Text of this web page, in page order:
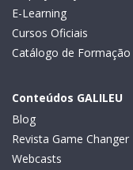
E-Learning
Cursos Oficiais
Catálogo de Formação
Conteúdos GALILEU
Blog
Revista Game Changer
Webcasts